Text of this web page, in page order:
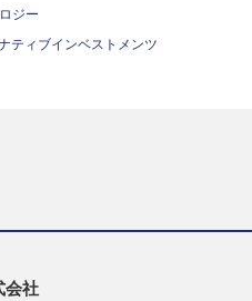
ジー
ティブインベストメンツ
会社